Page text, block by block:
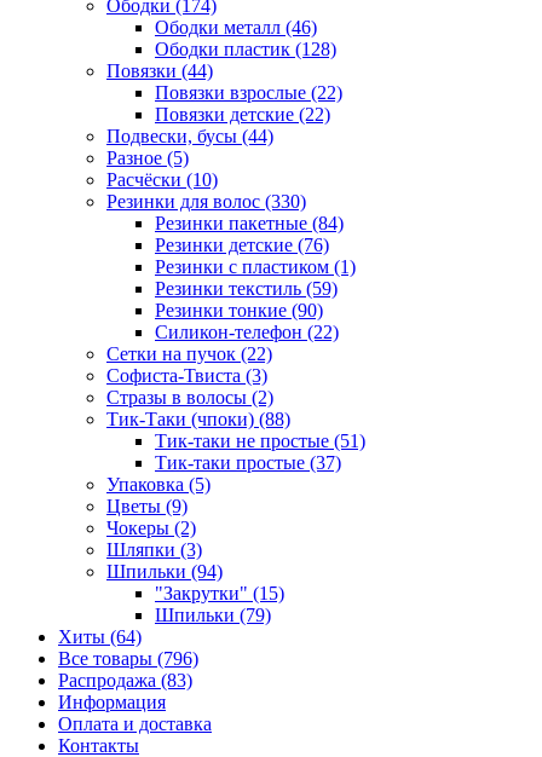
Ободки (174)
Ободки металл (46)
Ободки пластик (128)
Повязки (44)
Повязки взрослые (22)
Повязки детские (22)
Подвески, бусы (44)
Разное (5)
Расчёски (10)
Резинки для волос (330)
Резинки пакетные (84)
Резинки детские (76)
Резинки с пластиком (1)
Резинки текстиль (59)
Резинки тонкие (90)
Силикон-телефон (22)
Сетки на пучок (22)
Софиста-Твиста (3)
Стразы в волосы (2)
Тик-Таки (чпоки) (88)
Тик-таки не простые (51)
Тик-таки простые (37)
Упаковка (5)
Цветы (9)
Чокеры (2)
Шляпки (3)
Шпильки (94)
"Закрутки" (15)
Шпильки (79)
Хиты (64)
Все товары (796)
Распродажа (83)
Информация
Оплата и доставка
Контакты